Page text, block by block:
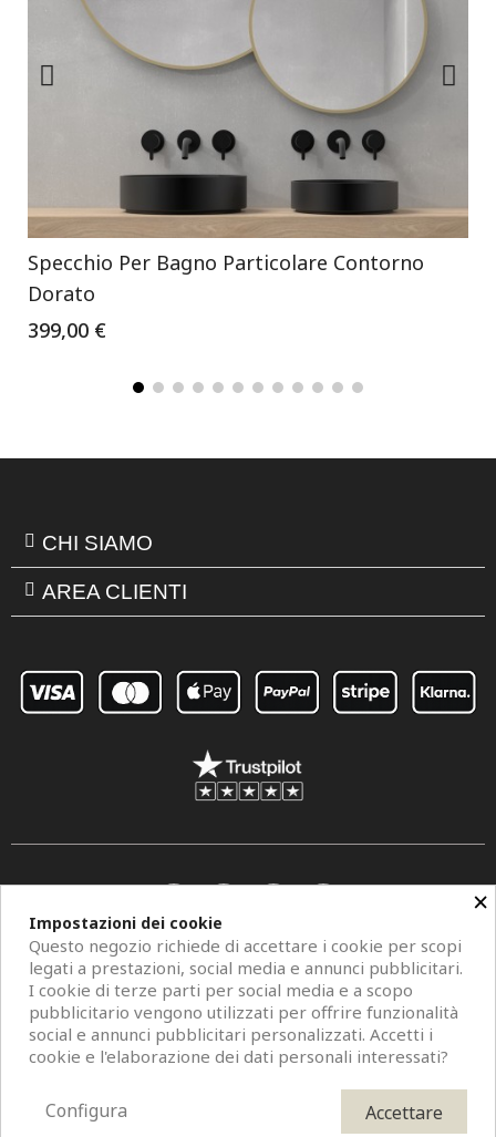
Specchio Per Bagno Particolare Contorno
Dorato
399,00 €
CHI SIAMO
AREA CLIENTI
Copyright © 2026 Centro Specchi. Mestre (Venezia) P.IVA 04962320273.
×
Impostazioni dei cookie
Questo negozio richiede di accettare i cookie per scopi
legati a prestazioni, social media e annunci pubblicitari.
I cookie di terze parti per social media e a scopo
pubblicitario vengono utilizzati per offrire funzionalità
social e annunci pubblicitari personalizzati. Accetti i
cookie e l'elaborazione dei dati personali interessati?
Accettare
Configura